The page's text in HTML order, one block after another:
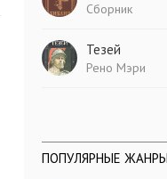
Сборник
Тезей
Рено Мэри
ПОПУЛЯРНЫЕ ЖАНРЫ